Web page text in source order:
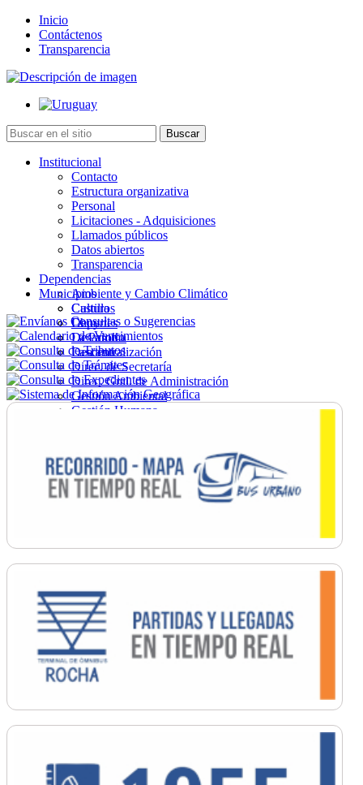
Inicio
Contáctenos
Transparencia
Institucional
Contacto
Estructura organizativa
Personal
Licitaciones - Adquisiciones
Llamados públicos
Datos abiertos
Transparencia
Dependencias
Ambiente y Cambio Climático
Cultura
Deportes
Desarrollo
Descentralización
Direc. de Secretaría
Direc. Gral. de Administración
Gestión Ambiental
Gestión Humana
Ordenamiento
Promoción Social
Salud
Secretaría General
Municipios
Castillos
Chuy
La Paloma
Lascano